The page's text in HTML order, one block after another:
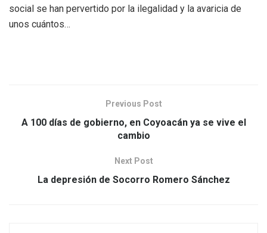
social se han pervertido por la ilegalidad y la avaricia de
unos cuántos…
Previous Post
A 100 días de gobierno, en Coyoacán ya se vive el
cambio
Next Post
La depresión de Socorro Romero Sánchez